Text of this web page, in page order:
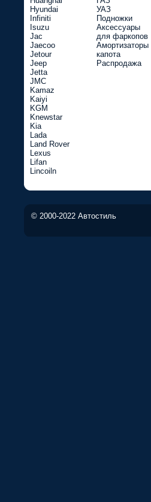
Hyundai
Infiniti
Isuzu
Jac
Jaecoo
Jetour
Jeep
Jetta
JMC
Kamaz
Kaiyi
KGM
Knewstar
Kia
Lada
Land Rover
Lexus
Lifan
Lincoiln
УАЗ
Подножки
Аксессуары
для фаркопов
Амортизаторы
капота
Распродажа
© 2000-2022 Автостиль